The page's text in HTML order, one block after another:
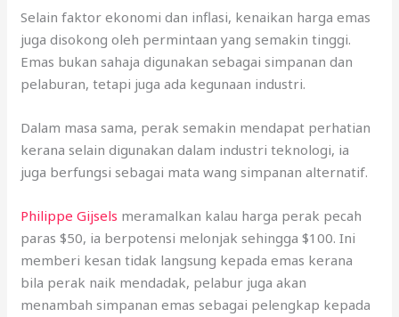
Selain faktor ekonomi dan inflasi, kenaikan harga emas
juga disokong oleh permintaan yang semakin tinggi.
Emas bukan sahaja digunakan sebagai simpanan dan
pelaburan, tetapi juga ada kegunaan industri.
Dalam masa sama, perak semakin mendapat perhatian
kerana selain digunakan dalam industri teknologi, ia
juga berfungsi sebagai mata wang simpanan alternatif.
Philippe Gijsels meramalkan kalau harga perak pecah
paras $50, ia berpotensi melonjak sehingga $100. Ini
memberi kesan tidak langsung kepada emas kerana
bila perak naik mendadak, pelabur juga akan
menambah simpanan emas sebagai pelengkap kepada